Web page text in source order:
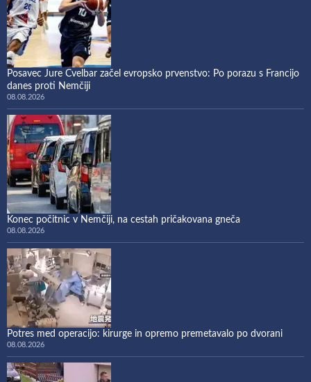
Posavec Jure Cvelbar začel evropsko prvenstvo: Po porazu s Francijo
danes proti Nemčiji
08.08.2026
Konec počitnic v Nemčiji, na cestah pričakovana gneča
08.08.2026
Potres med operacijo: kirurge in opremo premetavalo po dvorani
08.08.2026